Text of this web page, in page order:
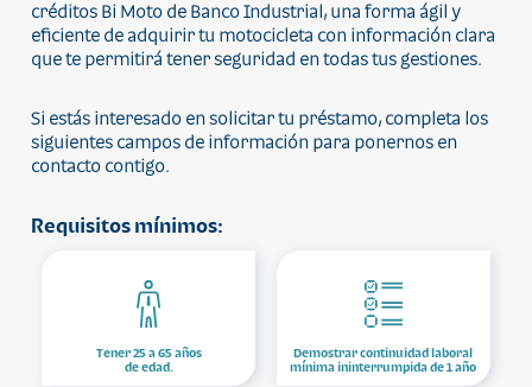
créditos Bi Moto de Banco Industrial, una forma ágil y
eficiente de adquirir tu motocicleta con información clara
que te permitirá tener seguridad en todas tus gestiones.
Si estás interesado en solicitar tu préstamo, completa los
siguientes campos de información para ponernos en
contacto contigo.
Requisitos mínimos:
Tener 25 a 65 años
de edad.
Demostrar continuidad laboral
mínima ininterrumpida de 1 año